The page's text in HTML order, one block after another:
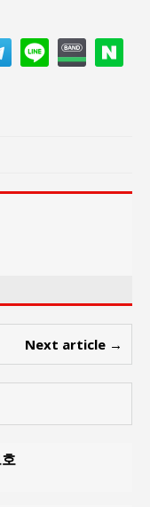
Next article →